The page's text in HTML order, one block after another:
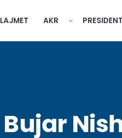
LAJMET AKR
Bujar